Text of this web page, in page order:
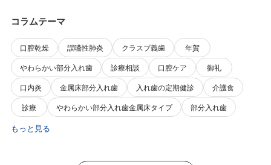
コラムテーマ
口腔乾燥 誤嚥性肺炎 クラスプ義歯
年賀
やわらかい部分入れ歯
診療相談 口腔ケア
御礼
口内炎
金属床部分入れ歯 入れ歯の定期健診
介護食
診療
やわらかい部分入れ歯金属床タイプ 部分入れ歯
もっと見る